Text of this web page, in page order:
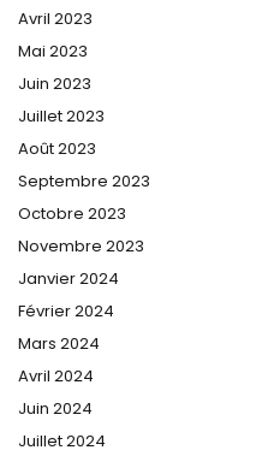
Avril 2023
Mai 2023
Juin 2023
Juillet 2023
Août 2023
Septembre 2023
Octobre 2023
Novembre 2023
Janvier 2024
Février 2024
Mars 2024
Avril 2024
Juin 2024
Juillet 2024